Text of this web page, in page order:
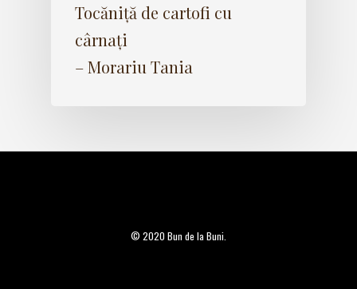
Tocăniță de cartofi cu
cârnați
– Morariu Tania
© 2020 Bun de la Buni.